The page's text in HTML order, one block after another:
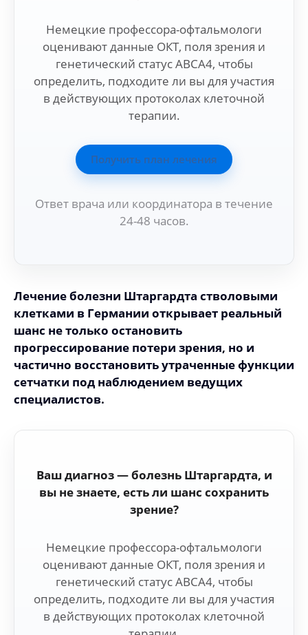
Немецкие профессора-офтальмологи
оценивают данные ОКТ, поля зрения и
генетический статус ABCA4, чтобы
определить, подходите ли вы для участия
в действующих протоколах клеточной
терапии.
Получить план лечения
Ответ врача или координатора в течение
24-48 часов.
Лечение болезни Штаргардта стволовыми
клетками в Германии открывает реальный
шанс не только остановить
прогрессирование потери зрения, но и
частично восстановить утраченные функции
сетчатки под наблюдением ведущих
специалистов.
Ваш диагноз — болезнь Штаргардта, и
вы не знаете, есть ли шанс сохранить
зрение?
Немецкие профессора-офтальмологи
оценивают данные ОКТ, поля зрения и
генетический статус ABCA4, чтобы
определить, подходите ли вы для участия
в действующих протоколах клеточной